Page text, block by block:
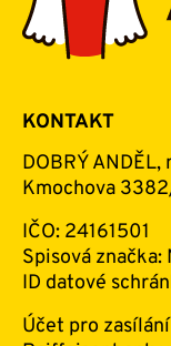
KONTAKT
DOBRÝ ANDĚL,
Kmochova
IČO: 24161501
Spisová značka:
ID datové
Účet pro